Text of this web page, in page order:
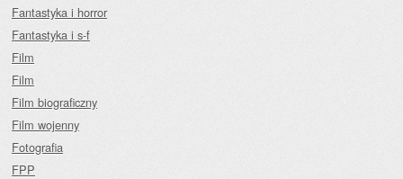
Fantastyka i horror
Fantastyka i s-f
Film
Film
Film biograficzny
Film wojenny
Fotografia
FPP